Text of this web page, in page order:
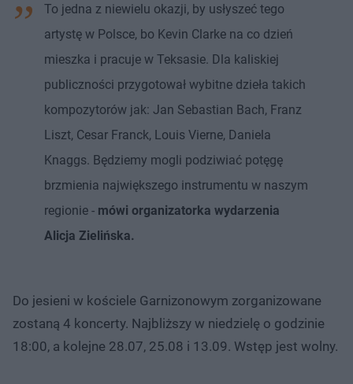
To jedna z niewielu okazji, by usłyszeć tego
artystę w Polsce, bo Kevin Clarke na co dzień
mieszka i pracuje w Teksasie. Dla kaliskiej
publiczności przygotował wybitne dzieła takich
kompozytorów jak: Jan Sebastian Bach, Franz
Liszt, Cesar Franck, Louis Vierne, Daniela
Knaggs. Będziemy mogli podziwiać potęgę
brzmienia największego instrumentu w naszym
regionie - mówi organizatorka wydarzenia
Alicja Zielińska.
Do jesieni w kościele Garnizonowym zorganizowane
zostaną 4 koncerty. Najbliższy w niedzielę o godzinie
18:00, a kolejne 28.07, 25.08 i 13.09. Wstęp jest wolny.